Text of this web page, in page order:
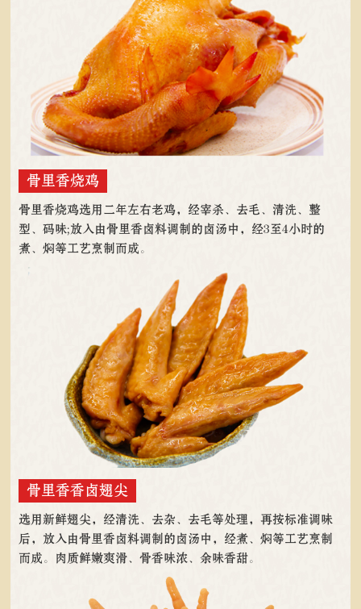
骨里香烧鸡
骨里香烧鸡选用二年左右老鸡，经宰杀、去毛、清洗、整
型、码味;放入由骨里香卤料调制的卤汤中，经3至4小时的
煮、焖等工艺烹制而成。
骨里香香卤翅尖
选用新鲜翅尖，经清洗、去杂、去毛等处理，再按标准调味
后，放入由骨里香卤料调制的卤汤中，经煮、焖等工艺烹制
而成。肉质鲜嫩爽滑、骨香味浓、余味香甜。